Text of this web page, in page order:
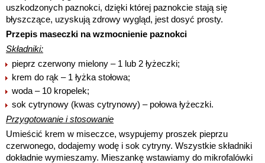
uszkodzonych paznokci, dzięki której paznokcie stają się
błyszczące, uzyskują zdrowy wygląd, jest dosyć prosty.
Przepis maseczki na wzmocnienie paznokci
Składniki:
pieprz czerwony mielony – 1 lub 2 łyżeczki;
krem do rąk – 1 łyżka stołowa;
woda – 10 kropelek;
sok cytrynowy (kwas cytrynowy) – połowa łyżeczki.
Przygotowanie i stosowanie
Umieścić krem w miseczce, wsypujemy proszek pieprzu
czerwonego, dodajemy wodę i sok cytryny. Wszystkie składniki
dokładnie wymieszamy. Mieszankę wstawiamy do mikrofalówki